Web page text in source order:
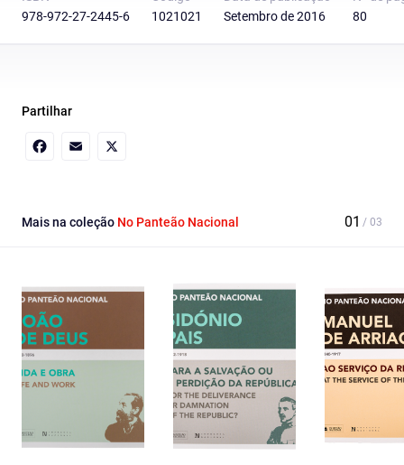
978-972-27-2445-6
1021021
Setembro de 2016
80
Partilhar
Mais na coleção No Panteão Nacional